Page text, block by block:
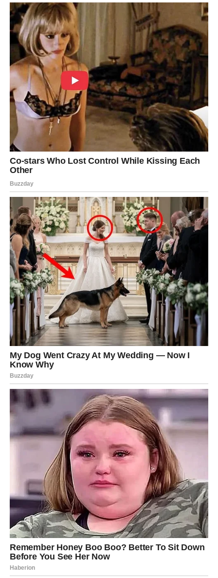
Škorpije ulaze u period karmičke transformacije. Naredni
dani mogu doneti situacije koje vas podstiču da pustite
ono što više nema mesto u vašem životu.
Ovo može biti odnos, navika ili način razmišljanja koji vas
je zadržavao u prošlosti.
Kada otpustite staro, otvara se prostor za nešto mnogo
bolje.
Strelac
Strelčevi u narednim danima mogu dobiti karmičku priliku
za novi početak.
Možda ćete dobiti ponudu ili ideju koja otvara potpuno
novi pravac u životu.
Važno je da verujete svojim instinktima i da budete
spremni da napravite hrabar korak.
Jarac
Jarčevi ulaze u period u kojem karma nagrađuje
disciplinu i trud.
Naredni dani mogu doneti priznanje, novu odgovornost ili
priliku koja potvrđuje da ste na pravom putu.
U ljubavi se može pojaviti stabilnost koju ste dugo
priželjkivali.
Vodolija
Vodolije u narednim danima mogu dobiti karmičku lekciju
kroz prijateljstva i odnose sa ljudima.
Možda ćete shvatiti ko su osobe koje zaista zaslužuju
mesto u vašem životu.
Ovo je vreme kada ćete jasnije videti ko vam donosi
podršku, a ko samo prolaznu energiju.